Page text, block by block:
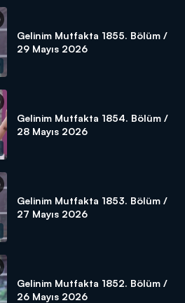
Gelinim Mutfakta 1855. Bölüm /
29 Mayıs 2026
Gelinim Mutfakta 1854. Bölüm /
28 Mayıs 2026
Gelinim Mutfakta 1853. Bölüm /
27 Mayıs 2026
Gelinim Mutfakta 1852. Bölüm /
26 Mayıs 2026